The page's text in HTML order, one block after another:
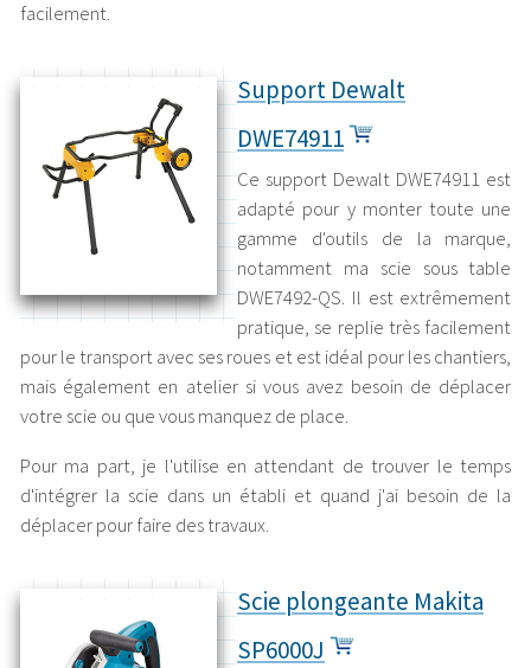
facilement.
Support Dewalt
DWE74911
Ce support Dewalt DWE74911 est
adapté pour y monter toute une
gamme d'outils de la marque,
notamment ma scie sous table
DWE7492-QS. Il est extrêmement
pratique, se replie très facilement
pour le transport avec ses roues et est idéal pour les chantiers,
mais également en atelier si vous avez besoin de déplacer
votre scie ou que vous manquez de place.
Pour ma part, je l'utilise en attendant de trouver le temps
d'intégrer la scie dans un établi et quand j'ai besoin de la
déplacer pour faire des travaux.
Scie plongeante Makita
SP6000J